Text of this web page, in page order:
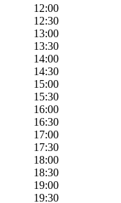
12:00
12:30
13:00
13:30
14:00
14:30
15:00
15:30
16:00
16:30
17:00
17:30
18:00
18:30
19:00
19:30